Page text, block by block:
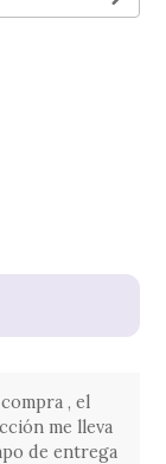
, el
me lleva
de entrega